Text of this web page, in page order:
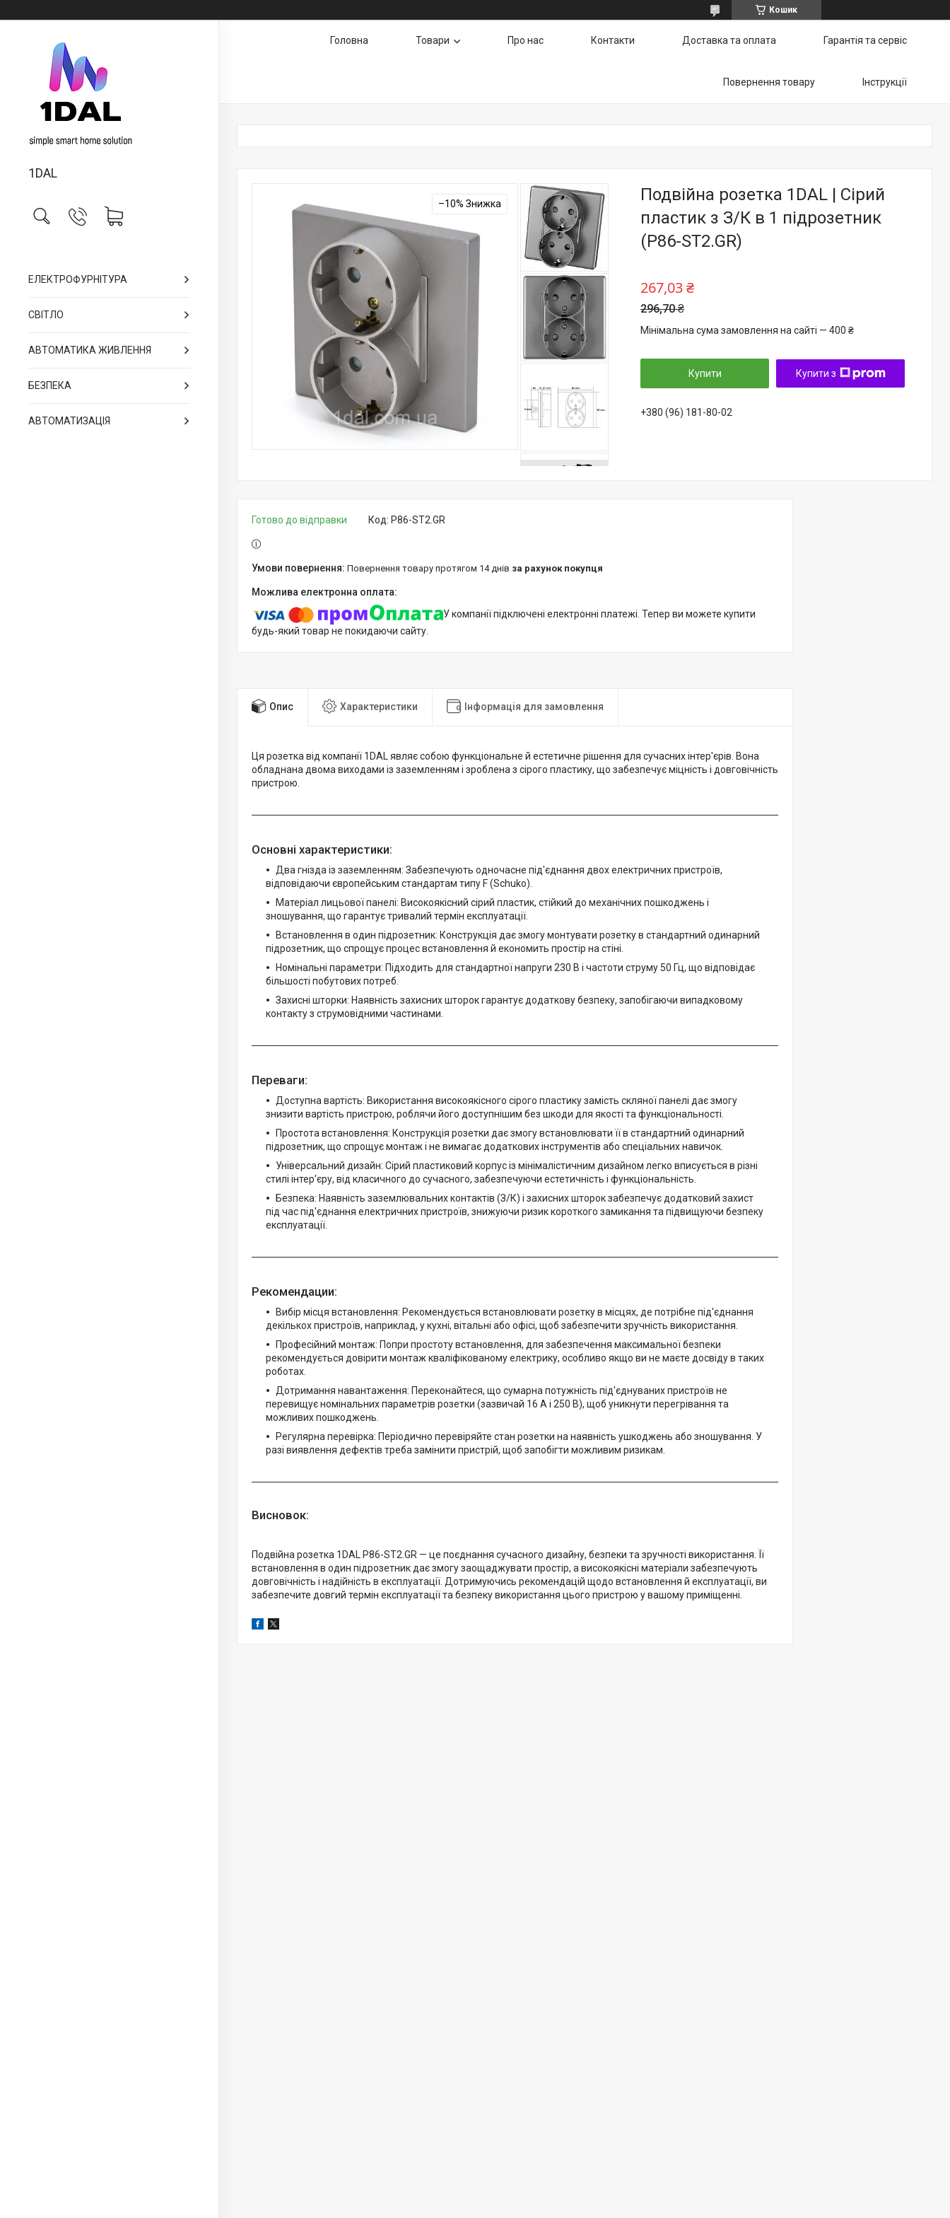
Кошик
1DAL
ЕЛЕКТРОФУРНІТУРА
СВІТЛО
АВТОМАТИКА ЖИВЛЕННЯ
БЕЗПЕКА
АВТОМАТИЗАЦІЯ
Головна Товари Про нас Контакти Доставка та оплата Гарантія та сервіс
Повернення товару Інструкції
–10%
Подвійна розетка 1DAL | Сірий
пластик з З/К в 1 підрозетник
(P86-ST2.GR)
296,70 ₴
267,03 ₴
Мінімальна сума замовлення на сайті — 400 ₴
Купити Купити з
+380 (96) 181-80-02
Готово до відправки Код: P86-ST2.GR
повернення товару протягом 14 днів за рахунок покупця
У компанії підключені електронні платежі. Тепер ви можете купити
будь-який товар не покидаючи сайту.
Опис Характеристики Інформація для замовлення
Ця розетка від компанії 1DAL являє собою функціональне й естетичне рішення для сучасних інтер'єрів. Вона
обладнана двома виходами із заземленням і зроблена з сірого пластику, що забезпечує міцність і довговічність
пристрою.
Основні характеристики:
Два гнізда із заземленням: Забезпечують одночасне під'єднання двох електричних пристроїв,
відповідаючи європейським стандартам типу F (Schuko).
Матеріал лицьової панелі: Високоякісний сірий пластик, стійкий до механічних пошкоджень і
зношування, що гарантує тривалий термін експлуатації.
Встановлення в один підрозетник: Конструкція дає змогу монтувати розетку в стандартний одинарний
підрозетник, що спрощує процес встановлення й економить простір на стіні.
Номінальні параметри: Підходить для стандартної напруги 230 В і частоти струму 50 Гц, що відповідає
більшості побутових потреб.
Захисні шторки: Наявність захисних шторок гарантує додаткову безпеку, запобігаючи випадковому
контакту з струмовідними частинами.
Переваги:
Доступна вартість: Використання високоякісного сірого пластику замість скляної панелі дає змогу
знизити вартість пристрою, роблячи його доступнішим без шкоди для якості та функціональності.
Простота встановлення: Конструкція розетки дає змогу встановлювати її в стандартний одинарний
підрозетник, що спрощує монтаж і не вимагає додаткових інструментів або спеціальних навичок.
Універсальний дизайн: Сірий пластиковий корпус із мінімалістичним дизайном легко вписується в різні
стилі інтер'єру, від класичного до сучасного, забезпечуючи естетичність і функціональність.
Безпека: Наявність заземлювальних контактів (З/К) і захисних шторок забезпечує додатковий захист
під час під'єднання електричних пристроїв, знижуючи ризик короткого замикання та підвищуючи безпеку
експлуатації.
Рекомендации:
Вибір місця встановлення: Рекомендується встановлювати розетку в місцях, де потрібне під'єднання
декількох пристроїв, наприклад, у кухні, вітальні або офісі, щоб забезпечити зручність використання.
Професійний монтаж: Попри простоту встановлення, для забезпечення максимальної безпеки
рекомендується довірити монтаж кваліфікованому електрику, особливо якщо ви не маєте досвіду в таких
роботах.
Дотримання навантаження: Переконайтеся, що сумарна потужність під'єднуваних пристроїв не
перевищує номінальних параметрів розетки (зазвичай 16 А і 250 В), щоб уникнути перегрівання та
можливих пошкоджень.
Регулярна перевірка: Періодично перевіряйте стан розетки на наявність ушкоджень або зношування. У
разі виявлення дефектів треба замінити пристрій, щоб запобігти можливим ризикам.
Висновок:
Подвійна розетка 1DAL P86-ST2.GR — це поєднання сучасного дизайну, безпеки та зручності використання. Її
встановлення в один підрозетник дає змогу заощаджувати простір, а високоякісні матеріали забезпечують
довговічність і надійність в експлуатації. Дотримуючись рекомендацій щодо встановлення й експлуатації, ви
забезпечите довгий термін експлуатації та безпеку використання цього пристрою у вашому приміщенні.